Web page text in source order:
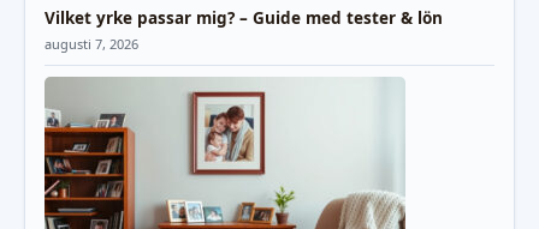
Vilket yrke passar mig? – Guide med tester & lön
augusti 7, 2026